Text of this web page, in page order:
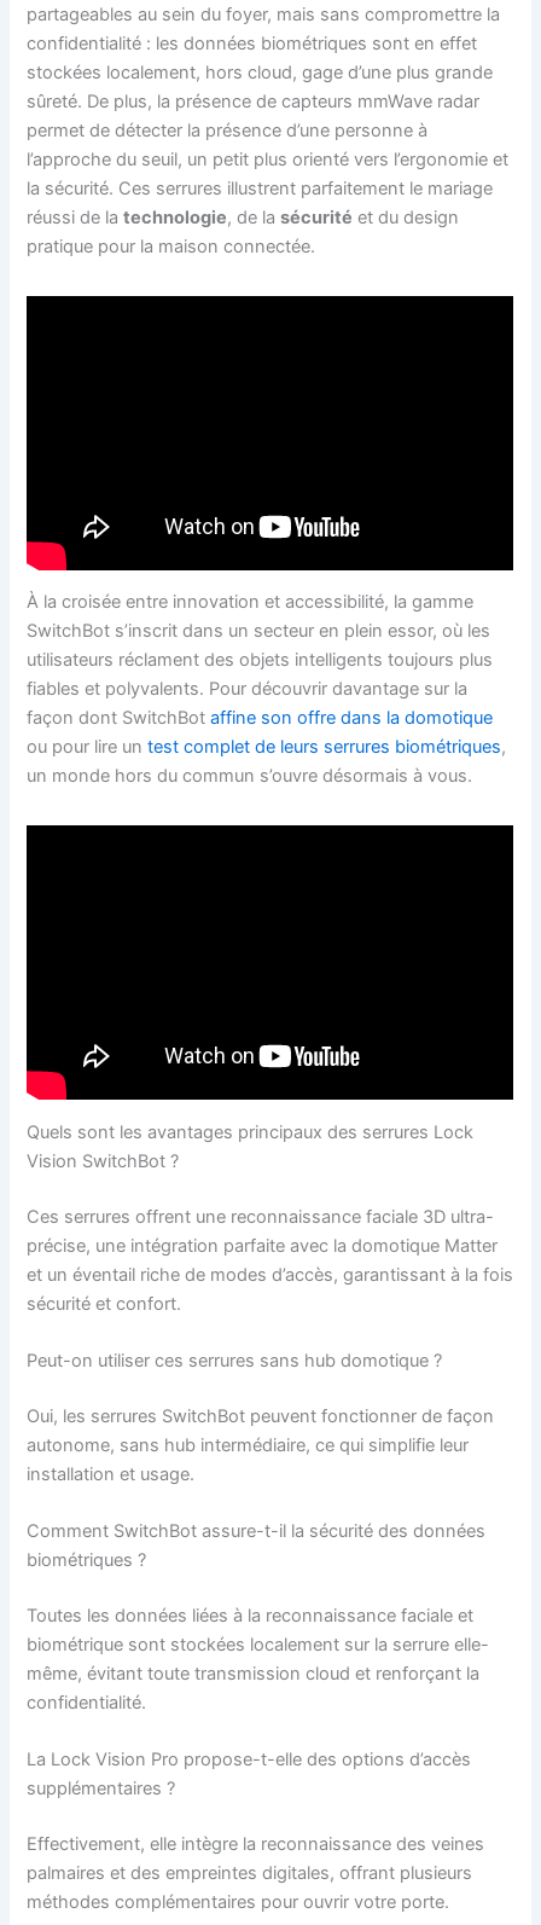
partageables au sein du foyer, mais sans compromettre la
confidentialité : les données biométriques sont en effet
stockées localement, hors cloud, gage d’une plus grande
sûreté. De plus, la présence de capteurs mmWave radar
permet de détecter la présence d’une personne à
l’approche du seuil, un petit plus orienté vers l’ergonomie et
la sécurité. Ces serrures illustrent parfaitement le mariage
réussi de latechnologie, de lasécurité et du design
pratique pour la maison connectée.
À la croisée entre innovation et accessibilité, la gamme
SwitchBot s’inscrit dans un secteur en plein essor, où les
utilisateurs réclament des objets intelligents toujours plus
fiables et polyvalents. Pour découvrir davantage sur la
façon dont SwitchBotaffine son offre dans la domotique
ou pour lire untest complet de leurs serrures biométriques,
un monde hors du commun s’ouvre désormais à vous.
Quels sont les avantages principaux des serrures Lock
Vision SwitchBot ?
Ces serrures offrent une reconnaissance faciale 3D ultra-
précise, une intégration parfaite avec la domotique Matter
et un éventail riche de modes d’accès, garantissant à la fois
sécurité et confort.
Peut-on utiliser ces serrures sans hub domotique ?
Oui, les serrures SwitchBot peuvent fonctionner de façon
autonome, sans hub intermédiaire, ce qui simplifie leur
installation et usage.
Comment SwitchBot assure-t-il la sécurité des données
biométriques ?
Toutes les données liées à la reconnaissance faciale et
biométrique sont stockées localement sur la serrure elle-
même, évitant toute transmission cloud et renforçant la
confidentialité.
La Lock Vision Pro propose-t-elle des options d’accès
supplémentaires ?
Effectivement, elle intègre la reconnaissance des veines
palmaires et des empreintes digitales, offrant plusieurs
méthodes complémentaires pour ouvrir votre porte.